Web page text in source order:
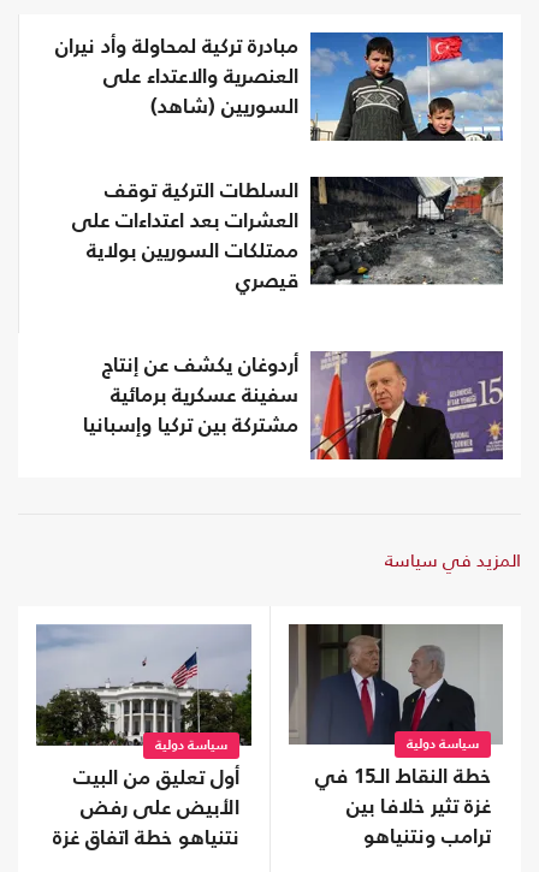
مبادرة تركية لمحاولة وأد نيران
العنصرية والاعتداء على
السوريين (شاهد)
السلطات التركية توقف
العشرات بعد اعتداءات على
ممتلكات السوريين بولاية
قيصري
أردوغان يكشف عن إنتاج
سفينة عسكرية برمائية
مشتركة بين تركيا وإسبانيا
المزيد في سياسة
سياسة دولية
خطة النقاط الـ15 في
غزة تثير خلافا بين
ترامب ونتنياهو
سياسة دولية
أول تعليق من البيت
الأبيض على رفض
نتنياهو خطة اتفاق غزة